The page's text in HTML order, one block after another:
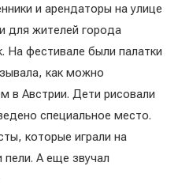
и арендаторы на улице
для жителей города
На фестивале были палатки
как можно
в Австрии. Дети рисовали
специальное место.
которые играли на
пели. А еще звучал